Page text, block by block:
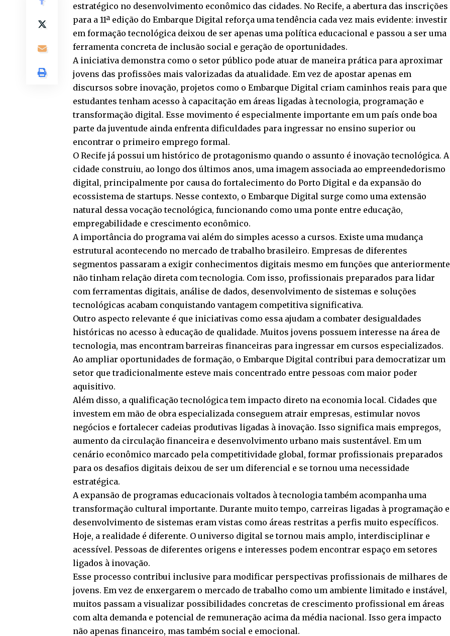
estratégico no desenvolvimento econômico das cidades. No Recife, a abertura das inscrições
para a 11ª edição do Embarque Digital reforça uma tendência cada vez mais evidente: investir
em formação tecnológica deixou de ser apenas uma política educacional e passou a ser uma
ferramenta concreta de inclusão social e geração de oportunidades.
A iniciativa demonstra como o setor público pode atuar de maneira prática para aproximar
jovens das profissões mais valorizadas da atualidade. Em vez de apostar apenas em
discursos sobre inovação, projetos como o Embarque Digital criam caminhos reais para que
estudantes tenham acesso à capacitação em áreas ligadas à tecnologia, programação e
transformação digital. Esse movimento é especialmente importante em um país onde boa
parte da juventude ainda enfrenta dificuldades para ingressar no ensino superior ou
encontrar o primeiro emprego formal.
O Recife já possui um histórico de protagonismo quando o assunto é inovação tecnológica. A
cidade construiu, ao longo dos últimos anos, uma imagem associada ao empreendedorismo
digital, principalmente por causa do fortalecimento do Porto Digital e da expansão do
ecossistema de startups. Nesse contexto, o Embarque Digital surge como uma extensão
natural dessa vocação tecnológica, funcionando como uma ponte entre educação,
empregabilidade e crescimento econômico.
A importância do programa vai além do simples acesso a cursos. Existe uma mudança
estrutural acontecendo no mercado de trabalho brasileiro. Empresas de diferentes
segmentos passaram a exigir conhecimentos digitais mesmo em funções que anteriormente
não tinham relação direta com tecnologia. Com isso, profissionais preparados para lidar
com ferramentas digitais, análise de dados, desenvolvimento de sistemas e soluções
tecnológicas acabam conquistando vantagem competitiva significativa.
Outro aspecto relevante é que iniciativas como essa ajudam a combater desigualdades
históricas no acesso à educação de qualidade. Muitos jovens possuem interesse na área de
tecnologia, mas encontram barreiras financeiras para ingressar em cursos especializados.
Ao ampliar oportunidades de formação, o Embarque Digital contribui para democratizar um
setor que tradicionalmente esteve mais concentrado entre pessoas com maior poder
aquisitivo.
Além disso, a qualificação tecnológica tem impacto direto na economia local. Cidades que
investem em mão de obra especializada conseguem atrair empresas, estimular novos
negócios e fortalecer cadeias produtivas ligadas à inovação. Isso significa mais empregos,
aumento da circulação financeira e desenvolvimento urbano mais sustentável. Em um
cenário econômico marcado pela competitividade global, formar profissionais preparados
para os desafios digitais deixou de ser um diferencial e se tornou uma necessidade
estratégica.
A expansão de programas educacionais voltados à tecnologia também acompanha uma
transformação cultural importante. Durante muito tempo, carreiras ligadas à programação e
desenvolvimento de sistemas eram vistas como áreas restritas a perfis muito específicos.
Hoje, a realidade é diferente. O universo digital se tornou mais amplo, interdisciplinar e
acessível. Pessoas de diferentes origens e interesses podem encontrar espaço em setores
ligados à inovação.
Esse processo contribui inclusive para modificar perspectivas profissionais de milhares de
jovens. Em vez de enxergarem o mercado de trabalho como um ambiente limitado e instável,
muitos passam a visualizar possibilidades concretas de crescimento profissional em áreas
com alta demanda e potencial de remuneração acima da média nacional. Isso gera impacto
não apenas financeiro, mas também social e emocional.